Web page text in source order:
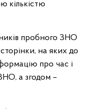
кількістю
пробного ЗНО
на яких до
про час і
а згодом –